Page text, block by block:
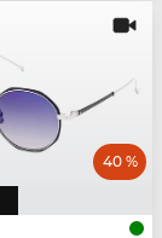
40 %